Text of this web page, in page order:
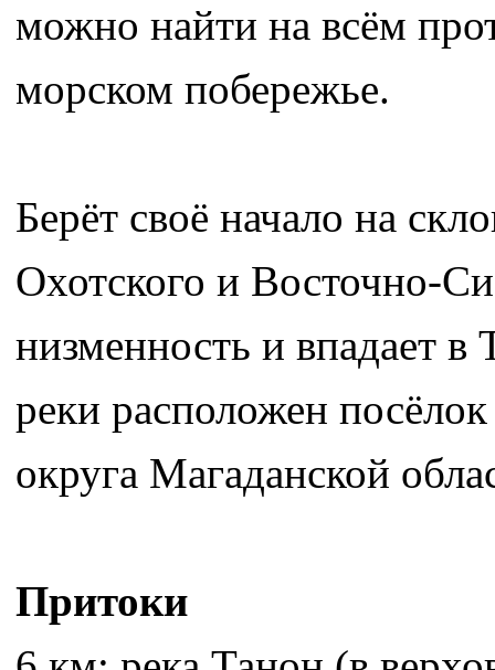
можно найти на всём
морском побережье.
Берёт своё начало на
Охотского и Восточно-
низменность и впадает
реки расположен
округа Магаданской
Притоки